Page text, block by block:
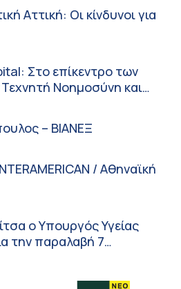
Αττική: Οι κίνδυνοι για
Στο επίκεντρο των
– ΒΙΑΝΕΞ
/ Αθηναϊκή
ο Υπουργός Υγείας
την παραλαβή 7
και τα εγκαίνια του
ο ύπνος με ανεμιστήρα